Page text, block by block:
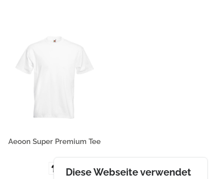
Gestalten
Aeoon Super Premium Tee
Diese Webseite verwendet